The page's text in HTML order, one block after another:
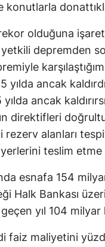
konutlarla
olduğuna
depremden
yılda ancak
yılda ancak
direktifleri
rezerv alanları
teslim etme
esnafa 154
Halk Bankası
yıl 104
faiz maliyetini